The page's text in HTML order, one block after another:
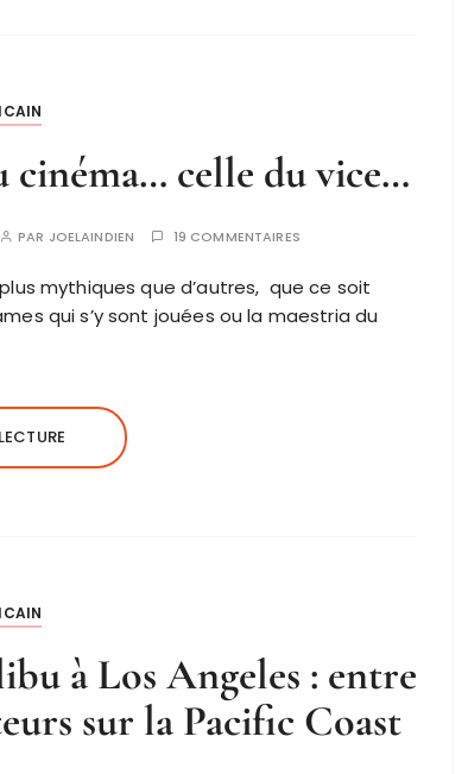
cinéma… celle du vice…
PAR JOELAINDIEN 19 COMMENTAIRES
mythiques que d’autres, que ce soit
qui s’y sont jouées ou la maestria du
à Los Angeles : entre
sur la Pacific Coast